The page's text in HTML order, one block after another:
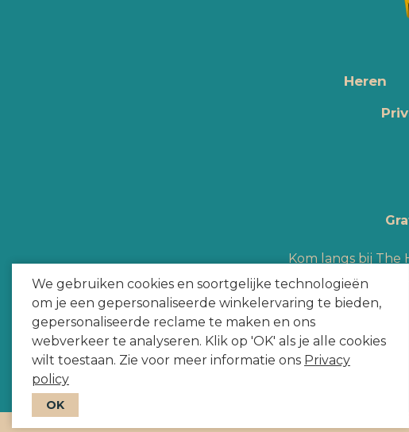
We gebruiken cookies en soortgelijke technologieën
om je een gepersonaliseerde winkelervaring te bieden,
gepersonaliseerde reclame te maken en ons
webverkeer te analyseren. Klik op 'OK' als je alle cookies
wilt toestaan. Zie voor meer informatie ons Privacy
policy
OK
Heren
Kom langs bij The
Hype Heroes aan de
Copyright door HYPE HEROES. Alle rechten voorbehouden